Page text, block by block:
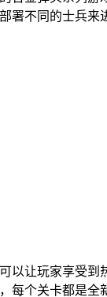
署不同的士兵来
以让玩家享受
每个关卡都是全